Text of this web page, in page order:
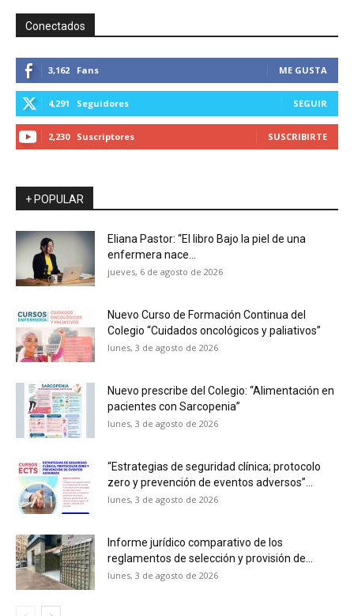
Conectados
3,162 Fans ME GUSTA
4,291 Seguidores SEGUIR
2,230 Suscriptores SUSCRIBIRTE
+ POPULAR
Eliana Pastor: “El libro Bajo la piel de una
enfermera nace...
jueves, 6 de agosto de 2026
Nuevo Curso de Formación Continua del
Colegio “Cuidados oncológicos y paliativos”
lunes, 3 de agosto de 2026
Nuevo prescribe del Colegio: “Alimentación en
pacientes con Sarcopenia”
lunes, 3 de agosto de 2026
“Estrategias de seguridad clínica; protocolo
zero y prevención de eventos adversos”...
lunes, 3 de agosto de 2026
Informe jurídico comparativo de los
reglamentos de selección y provisión de...
lunes, 3 de agosto de 2026